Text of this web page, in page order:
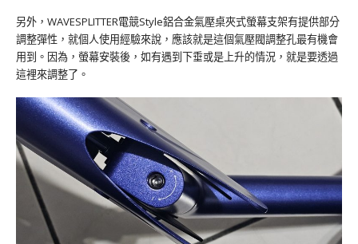
另外，WAVESPLITTER電競Style鋁合金氣壓桌夾式螢幕支架有提供部分
調整彈性，就個人使用經驗來說，應該就是這個氣壓閥調整孔最有機會
用到。因為，螢幕安裝後，如有遇到下垂或是上升的情況，就是要透過
這裡來調整了。